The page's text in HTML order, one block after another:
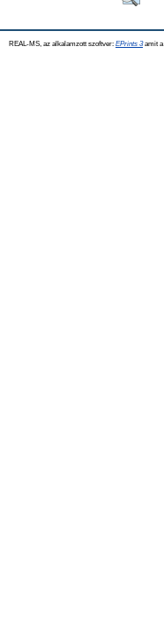
REAL-MS, az alkalamzott szoftver: EPrints 3amit a